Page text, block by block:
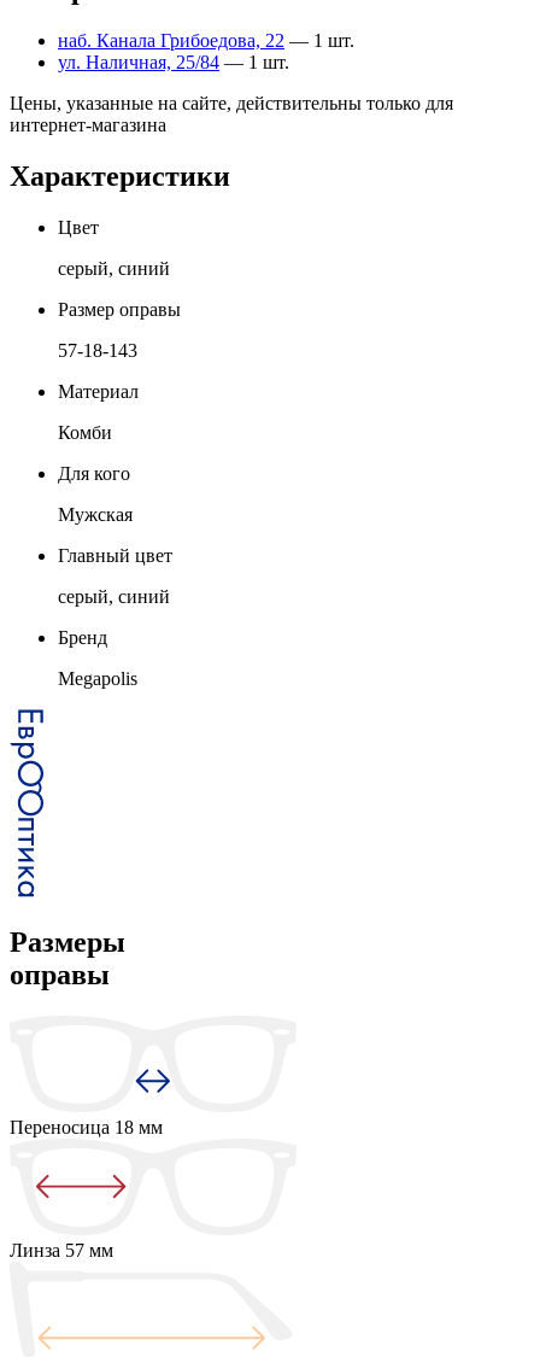
наб. Канала Грибоедова, 22 — 1 шт.
ул. Наличная, 25/84 — 1 шт.
Цены, указанные на сайте, действительны только для
интернет-магазина
Характеристики
Цвет
серый, синий
Размер оправы
57-18-143
Материал
Комби
Для кого
Мужская
Главный цвет
серый, синий
Бренд
Megapolis
Размеры
оправы
Переносица 18 мм
Линза 57 мм